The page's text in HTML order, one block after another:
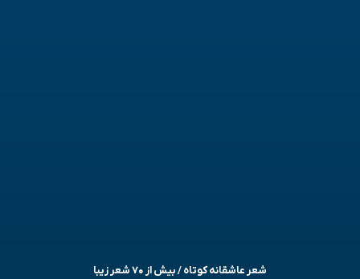
شعر عاشقانه کوتاه / بیش از ۷۰ شعر زیبا